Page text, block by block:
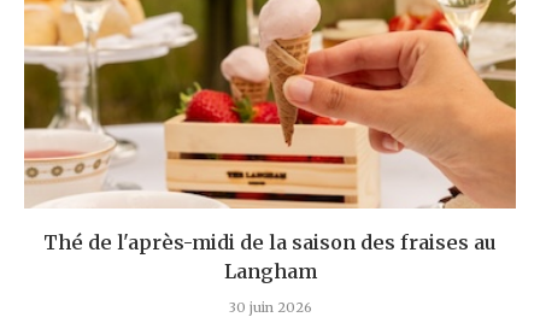
Thé de l'après-midi de la saison des fraises au
Langham
30 juin 2026